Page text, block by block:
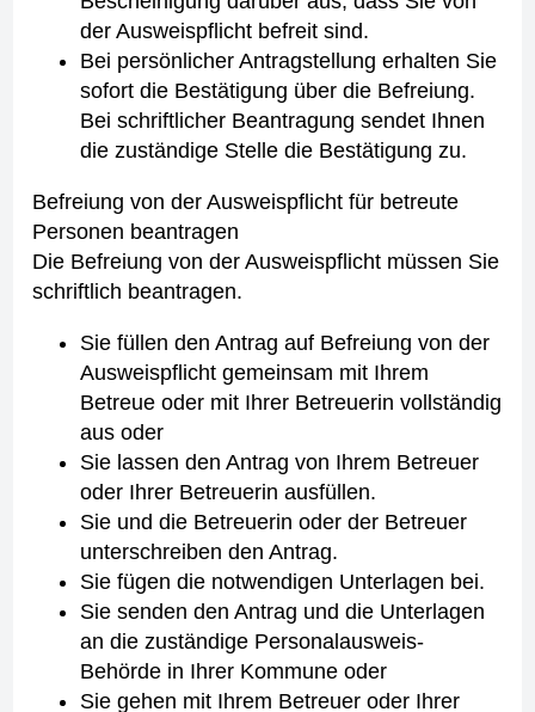
der Ausweispflicht befreit sind.
Bei persönlicher Antragstellung erhalten Sie
sofort die Bestätigung über die Befreiung.
Bei schriftlicher Beantragung sendet Ihnen
die zuständige Stelle die Bestätigung zu.
Befreiung von der Ausweispflicht für betreute
Personen beantragen
Die Befreiung von der Ausweispflicht müssen Sie
schriftlich beantragen.
Sie füllen den Antrag auf Befreiung von der
Ausweispflicht gemeinsam mit Ihrem
Betreue oder mit Ihrer Betreuerin vollständig
aus oder
Sie lassen den Antrag von Ihrem Betreuer
oder Ihrer Betreuerin ausfüllen.
Sie und die Betreuerin oder der Betreuer
unterschreiben den Antrag.
Sie fügen die notwendigen Unterlagen bei.
Sie senden den Antrag und die Unterlagen
an die zuständige Personalausweis-
Behörde in Ihrer Kommune oder
Sie gehen mit Ihrem Betreuer oder Ihrer